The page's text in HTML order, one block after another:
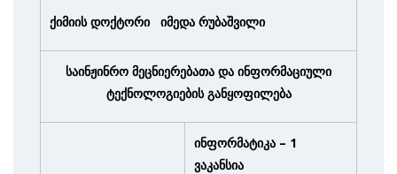
ქიმიის დოქტორი იმედა რუბაშვილი
საინჟინრო მეცნიერებათა და ინფორმაციული
ტექნოლოგიების განყოფილება
ინფორმატიკა – 1
ვაკანსია